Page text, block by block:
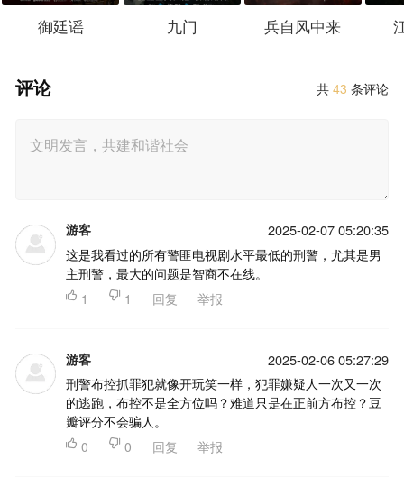
御廷谣 九门 兵自风中来
共43 条评论
评论
游客 2025-02-07 05:20:35
这是我看过的所有警匪电视剧水平最低的刑警，尤其是男
主刑警，最大的问题是智商不在线。
 1  1 回复 举报
游客 2025-02-06 05:27:29
刑警布控抓罪犯就像开玩笑一样，犯罪嫌疑人一次又一次
的逃跑，布控不是全方位吗？难道只是在正前方布控？豆
瓣评分不会骗人。
 0  0 回复 举报